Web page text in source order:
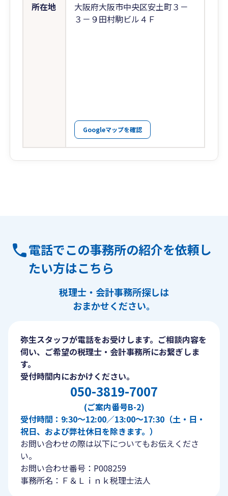
所在地
大阪府大阪市中央区安土町３－
３－９田村駒ビル４Ｆ
Googleマップを確認
電話でこの事務所の紹介を依頼し
たい方はこちら
税理士・会計事務所探しは
おまかせください。
弥生スタッフが電話をお受けします。ご相談内容を
伺い、ご希望の税理士・会計事務所にお繋ぎしま
す。
受付時間内におかけください。
050-3819-7007
(ご案内番号B-2)
受付時間：9:30〜12:00／13:00〜17:30（土・日・
祝日、および弊社休日を除きます。）
お問い合わせの際は以下についてもお伝えくださ
い。
お問い合わせ番号：P008259
事務所名：Ｆ＆Ｌｉｎｋ税理士法人